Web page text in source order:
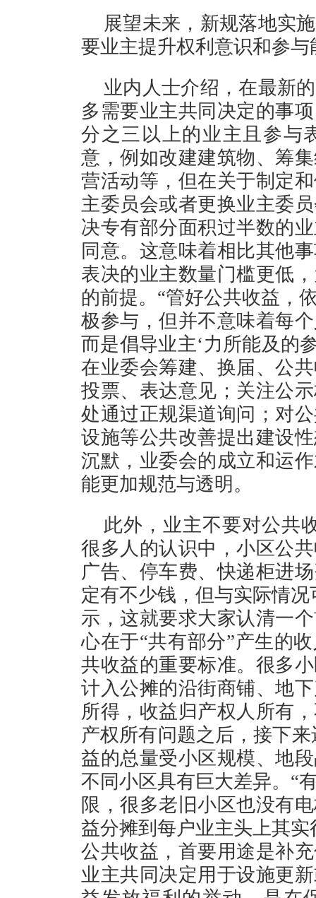
展望未来，新规落地实
要业主提升权利意识和
业内人士介绍，在最新
多需要业主共同决定的事
分之三以上的业主且参与
意，例如改建建筑物、筹
营活动等，但在关于制定
主委员会或者更换业主委
决专有部分面积过半数的
同意。这意味着相比其他
表决的业主数量门槛更低
的前提。“管好公共收益，
极参与，但并不意味着每
而是倡导业主‘力所能及的
在业委会筹建、换届、公
投票、表达意见；关注公
处通过正规渠道询问；对
设施等公共改善提出建设
沉默，业委会的成立和运
能更加规范与透明。
此外，业主不要对公共
很多人的认识中，小区公
广告、停车费、快递柜进
定有不少钱，但与实际情
示，这就要求大家认清一
心在于“共有部分”产生的
共收益的重要标准。很多
计入公摊的沿街商铺、地
所得，收益归产权人所有
产权所有问题之后，接下
益的总量受小区规模、地
不同小区具有巨大差异。“
限，很多老旧小区也没有
益分摊到每户业主头上其
公共收益，首要用途是补
业主共同决定用于设施更